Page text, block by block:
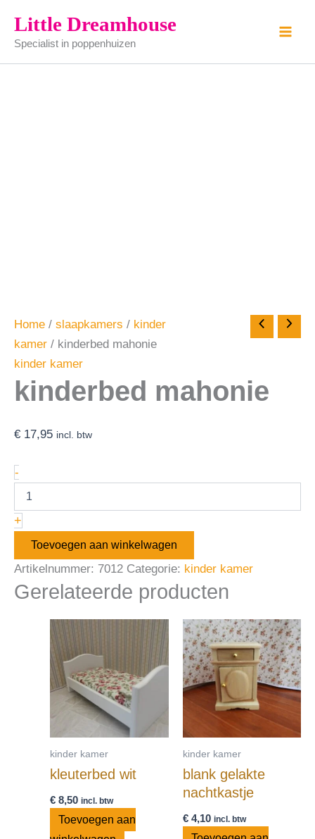
naar
inhoud
Little Dreamhouse
Specialist in poppenhuizen
Home / slaapkamers / kinder
kamer / kinderbed mahonie
kinder kamer
kinderbed mahonie
€ 17,95 incl. btw
-
mahonie
aantal
+
Toevoegen aan winkelwagen
Artikelnummer: 7012 Categorie: kinder kamer
Gerelateerde producten
kinder kamer
kleuterbed wit
€ 8,50 incl. btw
Toevoegen aan
kinder kamer
blank gelakte
nachtkastje
€4,10 incl. btw